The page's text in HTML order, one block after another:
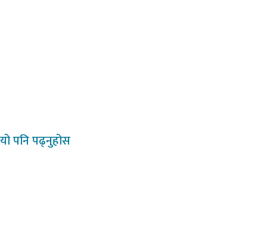
योपनि पढ्नुहोस